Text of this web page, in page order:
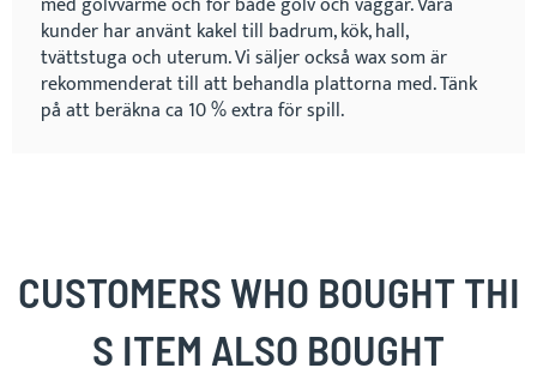
kunder har använt kakel till badrum, kök, hall,
tvättstuga och uterum. Vi säljer också wax som är
rekommenderat till att behandla plattorna med. Tänk
på att beräkna ca 10 % extra för spill.
CUSTOMERS WHO BOUGHT THI
S ITEM ALSO BOUGHT